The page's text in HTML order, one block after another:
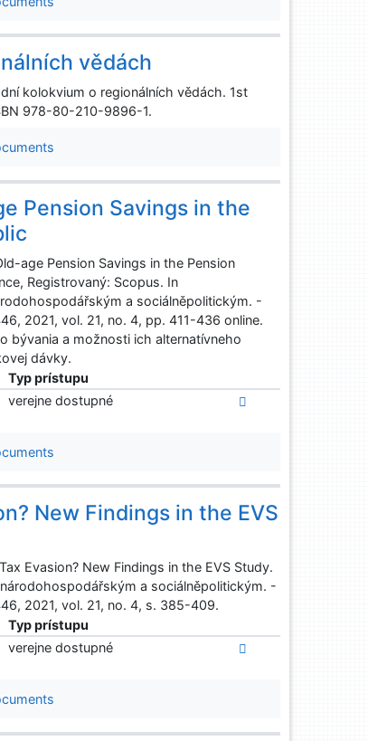
vědách
kolokvium o regionálních vědách. 1st
978-80-210-9896-1.
Pension Savings in the
age Pension Savings in the Pension
Registrovaný: Scopus. In
a sociálněpolitickým. -
2021, vol. 21, no. 4, pp. 411-436 online.
bývania a možnosti ich alternatívneho
dávky.
Typ prístupu
verejne dostupné
New Findings in the EVS
Evasion? New Findings in the EVS Study.
a sociálněpolitickým. -
2021, vol. 21, no. 4, s. 385-409.
Typ prístupu
verejne dostupné